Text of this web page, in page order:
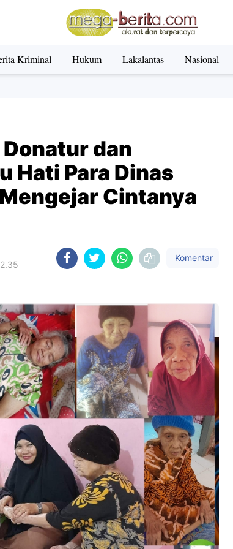
Kriminal Hukum Lakalantas Nasional
dan
Hati Para Dinas
Cintanya
Komentar